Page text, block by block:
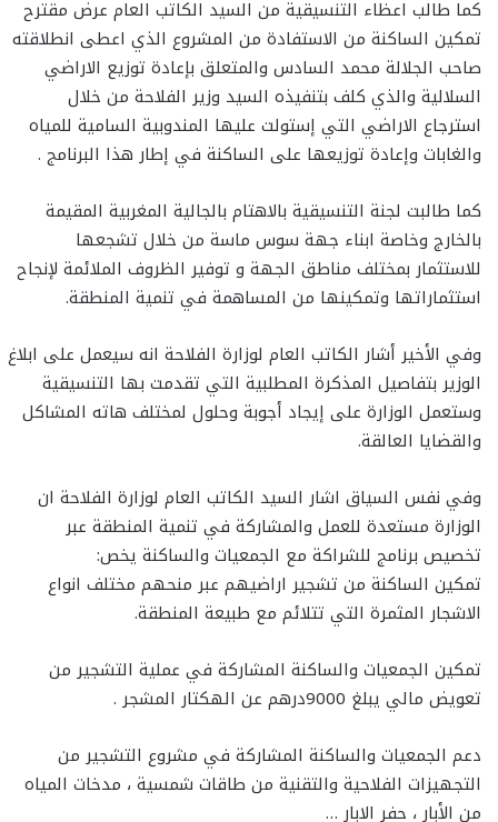
كما طالب اعظاء التنسيقية من السيد الكاتب العام عرض مقترح
تمكين الساكنة من الاستفادة من المشروع الذي اعطى انطلاقته
صاحب الجلالة محمد السادس والمتعلق بإعادة توزيع الاراضي
السلالية والذي كلف بتنفيذه السيد وزير الفلاحة من خلال
استرجاع الاراضي التي إستولت عليها المندوبية السامية للمياه
والغابات وإعادة توزيعها على الساكنة في إطار هذا البرنامج .
كما طالبت لجنة التنسيقية بالاهتام بالجالية المغربية المقيمة
بالخارج وخاصة ابناء جهة سوس ماسة من خلال تشجعها
للاستثمار بمختلف مناطق الجهة و توفير الظروف الملائمة لإنجاح
استثماراتها وتمكينها من المساهمة في تنمية المنطقة.
وفي الأخير أشار الكاتب العام لوزارة الفلاحة انه سيعمل على ابلاغ
الوزير بتفاصيل المذكرة المطلبية التي تقدمت بها التنسيقية
وستعمل الوزارة على إيجاد أجوبة وحلول لمختلف هاته المشاكل
والقضايا العالقة.
وفي نفس السياق اشار السيد الكاتب العام لوزارة الفلاحة ان
الوزارة مستعدة للعمل والمشاركة في تنمية المنطقة عبر
تخصيص برنامج للشراكة مع الجمعيات والساكنة يخص:
تمكين الساكنة من تشجير اراضيهم عبر منحهم مختلف انواع
الاشجار المثمرة التي تتلائم مع طبيعة المنطقة.
تمكين الجمعيات والساكنة المشاركة في عملية التشجير من
تعويض مالي يبلغ 9000درهم عن الهكتار المشجر .
دعم الجمعيات والساكنة المشاركة في مشروع التشجير من
التجهيزات الفلاحية والتقنية من طاقات شمسية ، مدخات المياه
من الأبار ، حفر الابار …